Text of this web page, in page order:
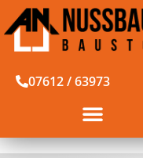
07612 / 63973